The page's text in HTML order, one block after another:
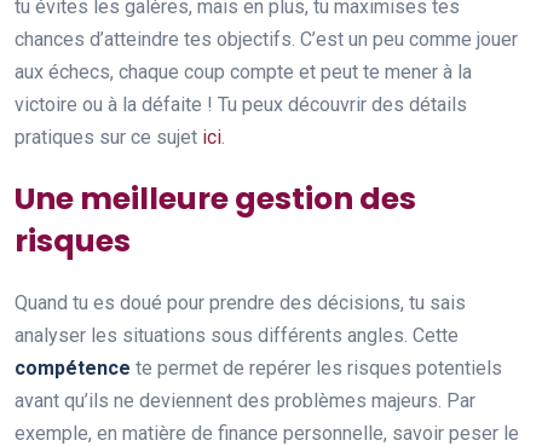
tu évites les galères, mais en plus, tu maximises tes
chances d’atteindre tes objectifs. C’est un peu comme jouer
aux échecs, chaque coup compte et peut te mener à la
victoire ou à la défaite ! Tu peux découvrir des détails
pratiques sur ce sujet ici.
Une meilleure gestion des
risques
Quand tu es doué pour prendre des décisions, tu sais
analyser les situations sous différents angles. Cette
compétence te permet de repérer les risques potentiels
avant qu’ils ne deviennent des problèmes majeurs. Par
exemple, en matière de finance personnelle, savoir peser le